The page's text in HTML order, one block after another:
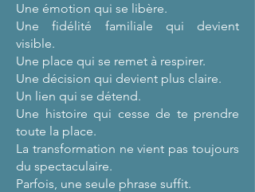
Une émotion qui se libère.
Une fidélité familiale qui devient
visible.
Une place qui se remet à respirer.
Une décision qui devient plus claire.
Un lien qui se détend.
Une histoire qui cesse de te prendre
toute la place.
La transformation ne vient pas toujours
du spectaculaire.
Parfois, une seule phrase suffit.